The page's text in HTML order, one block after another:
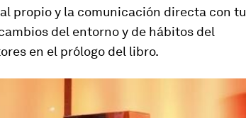
propio y la comunicación directa con tu
del entorno y de hábitos del
en el prólogo del libro.